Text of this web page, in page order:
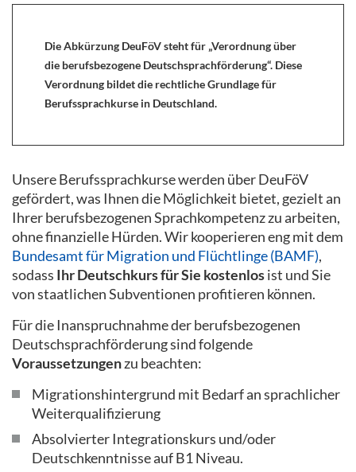
Die Abkürzung DeuFöV steht für „Verordnung über
die berufsbezogene Deutschsprachförderung“. Diese
Verordnung bildet die rechtliche Grundlage für
Berufssprachkurse in Deutschland.
Unsere Berufssprachkurse werden über DeuFöV
gefördert, was Ihnen die Möglichkeit bietet, gezielt an
Ihrer berufsbezogenen Sprachkompetenz zu arbeiten,
ohne finanzielle Hürden. Wir kooperieren eng mit dem
Bundesamt für Migration und Flüchtlinge (BAMF),
sodass Ihr Deutschkurs für Sie kostenlosist und Sie
von staatlichen Subventionen profitieren können.
Für die Inanspruchnahme der berufsbezogenen
Deutschsprachförderung sind folgende
Voraussetzungenzu beachten:
Migrationshintergrund mit Bedarf an sprachlicher
Weiterqualifizierung
Absolvierter Integrationskurs und/oder
Deutschkenntnisse auf B1 Niveau.